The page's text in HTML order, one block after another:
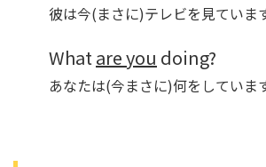
彼は今(まさに)テレビを見ています
Whatare you doing?
あなたは(今まさに)何をしていま